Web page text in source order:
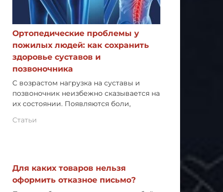
Ортопедические проблемы у
пожилых людей: как сохранить
здоровье суставов и
позвоночника
С возрастом нагрузка на суставы и
позвоночник неизбежно сказывается на
их состоянии. Появляются боли,
Статьи
Для каких товаров нельзя
оформить отказное письмо?